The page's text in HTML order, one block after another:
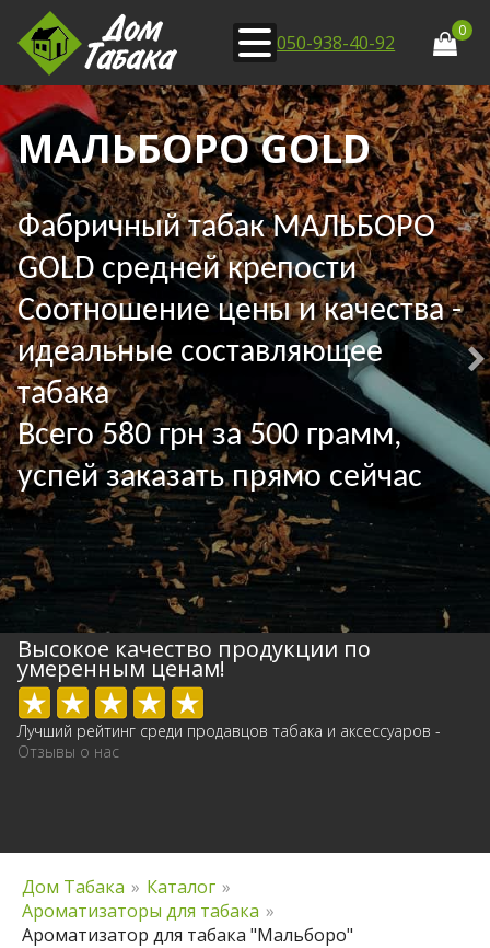
050-938-40-92
0
МАЛЬБОРО GOLD
Фабричный табак МАЛЬБОРО
GOLD средней крепости
Соотношение цены и качества -
идеальные составляющее
табака
Всего 580 грн за 500 грамм,
успей заказать прямо сейчас
Высокое качество продукции по
умеренным ценам!
Лучший рейтинг среди продавцов табака и аксессуаров -
Отзывы о нас
Дом Табака » Каталог »
Ароматизаторы для табака »
Ароматизатор для табака "Мальборо"